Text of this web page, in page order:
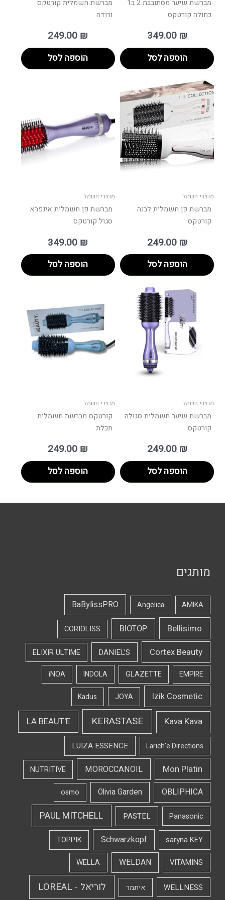
מברשת שיער מסתובבת 2 ב1
כחולה קורטקס
349.00 ₪
הוספה לסל
מברשת חשמלית קורטקס
ורודה
249.00 ₪
הוספה לסל
מוצרי חשמל
מברשת פן חשמלית לבנה
קורטקס
249.00 ₪
הוספה לסל
מוצרי חשמל
מברשת פן חשמלית אינפרא
סגול קורטקס
349.00 ₪
הוספה לסל
מוצרי חשמל
מברשת שיער חשמלית סגולה
קורטקס
249.00 ₪
הוספה לסל
מוצרי חשמל
קורטקס מברשת חשמלית
תכלת
249.00 ₪
הוספה לסל
מותגים
AMIKA
Angelica
BaBylissPRO
Bellisimo
BIOTOP
CORIOLISS
Cortex Beauty
DANIEL'S
ELIXIR ULTIME
EMPIRE
GLAZETTE
INDOLA
iNOA
Izik Cosmetic
JOYA
Kadus
Kava Kava
KERASTASE
LA BEAUT'E
Larich'e Directions
LUIZA ESSENCE
Mon Platin
MOROCCANOIL
NUTRITIVE
OBLIPHICA
Olivia Garden
osmo
Panasonic
PASTEL
PAUL MITCHELL
saryna KEY
Schwarzkopf
TOPPIK
VITAMINS
WELDAN
WELLA
WELLNESS איתמר לוריאל - LOREAL